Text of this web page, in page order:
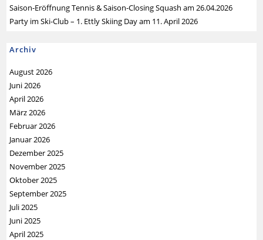
Saison-Eröffnung Tennis & Saison-Closing Squash am 26.04.2026
Party im Ski-Club – 1. Ettly Skiing Day am 11. April 2026
Archiv
August 2026
Juni 2026
April 2026
März 2026
Februar 2026
Januar 2026
Dezember 2025
November 2025
Oktober 2025
September 2025
Juli 2025
Juni 2025
April 2025